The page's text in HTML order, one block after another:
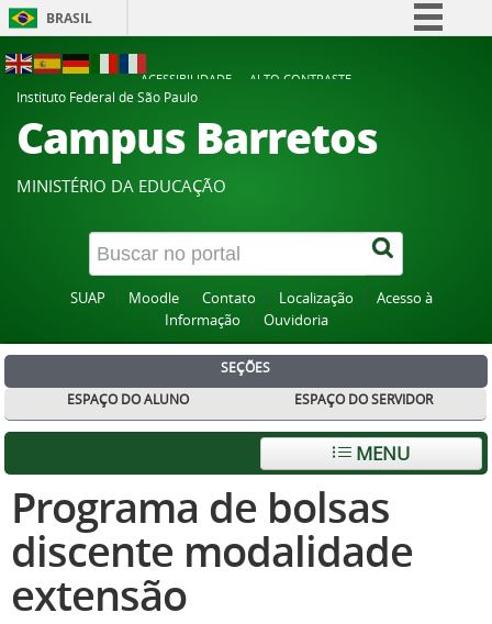
BRASIL
Participe
Acesso à informação
Canais
ACESSIBILIDADE
ALTO CONTRASTE
Instituto Federal de São Paulo
Campus Barretos
MINISTÉRIO DA EDUCAÇÃO
SUAP Moodle Contato Localização
Acesso à
Informação
Ouvidoria
SEÇÕES
ESPAÇO DO ALUNO
ESPAÇO DO SERVIDOR
MENU
Programa de bolsas
discente modalidade
extensão